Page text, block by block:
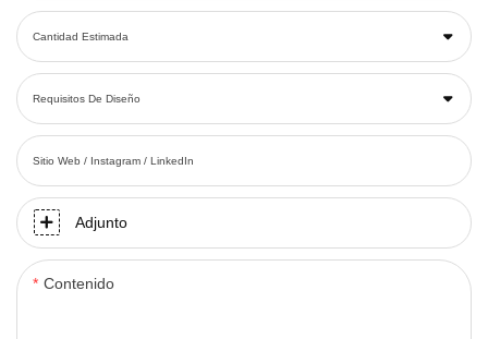
Cantidad Estimada
Requisitos De Diseño
Sitio Web / Instagram / LinkedIn
Adjunto
Contenido